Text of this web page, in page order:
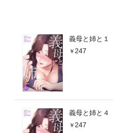
義母と姉と１
247
義母と姉と４
247